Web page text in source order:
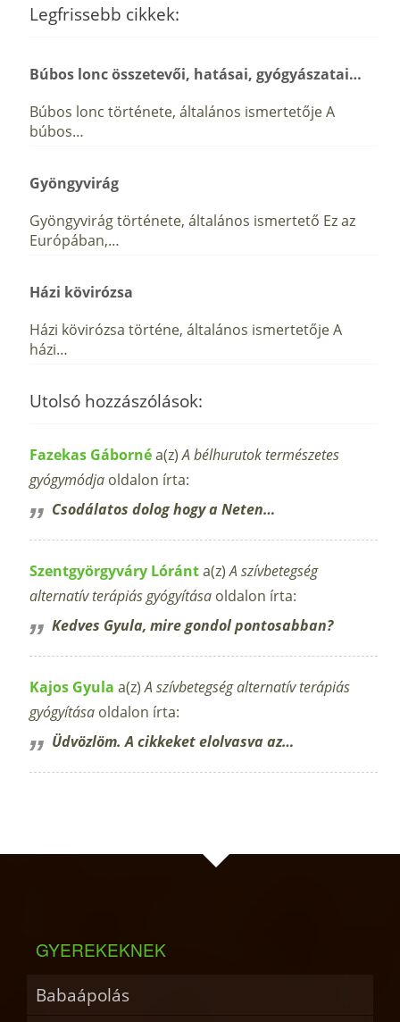
Legfrissebb cikkek:
Búbos lonc összetevői, hatásai, gyógyászatai…
Búbos lonc története, általános ismertetője A
búbos…
Gyöngyvirág
Gyöngyvirág története, általános ismertető Ez az
Európában,…
Házi kövirózsa
Házi kövirózsa történe, általános ismertetője A
házi…
Utolsó hozzászólások:
Fazekas Gábornéa(z)A bélhurutok természetes
gyógymódja oldalon írta:
Csodálatos dolog hogy a Neten…
Szentgyörgyváry Lóránta(z)A szívbetegség
alternatív terápiás gyógyítása oldalon írta:
Kedves Gyula, mire gondol pontosabban?
Kajos Gyula a(z)A szívbetegség alternatív terápiás
gyógyítása oldalon írta:
Üdvözlöm. A cikkeket elolvasva az…
GYEREKEKNEK
Babaápolás